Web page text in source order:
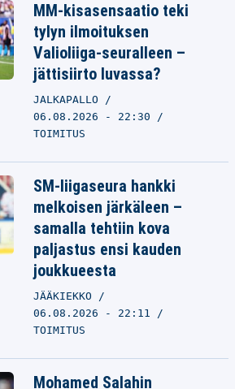
MM-kisasensaatio teki
tylyn ilmoituksen
Valioliiga-seuralleen –
jättisiirto luvassa?
JALKAPALLO
06.08.2026 - 22:30
TOIMITUS
SM-liigaseura hankki
melkoisen järkäleen –
samalla tehtiin kova
paljastus ensi kauden
joukkueesta
JÄÄKIEKKO
06.08.2026 - 22:11
TOIMITUS
Mohamed Salahin